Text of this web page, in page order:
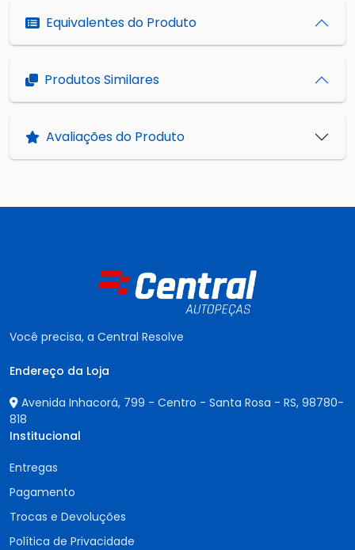
Equivalentes do Produto
Produtos Similares
Avaliações do Produto
Você precisa, a Central Resolve
Endereço da Loja
Avenida Inhacorá, 799 - Centro - Santa Rosa - RS, 98780-
818
Institucional
Entregas
Pagamento
Trocas e Devoluções
Política de Privacidade